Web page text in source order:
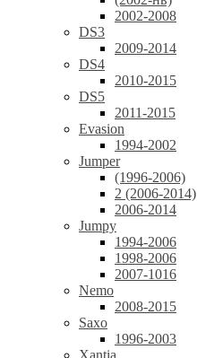
2002-2008
DS3
2009-2014
DS4
2010-2015
DS5
2011-2015
Evasion
1994-2002
Jumper
(1996-2006)
2 (2006-2014)
2006-2014
Jumpy
1994-2006
1998-2006
2007-1016
Nemo
2008-2015
Saxo
1996-2003
Xantia